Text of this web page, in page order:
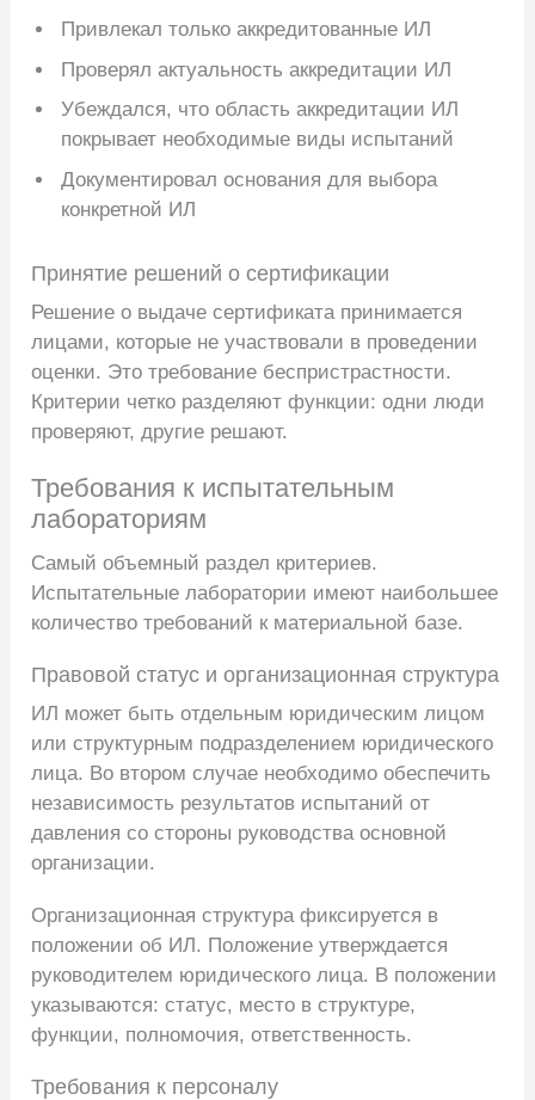
Привлекал только аккредитованные ИЛ
Проверял актуальность аккредитации ИЛ
Убеждался, что область аккредитации ИЛ
покрывает необходимые виды испытаний
Документировал основания для выбора
конкретной ИЛ
Принятие решений о сертификации
Решение о выдаче сертификата принимается
лицами, которые не участвовали в проведении
оценки. Это требование беспристрастности.
Критерии четко разделяют функции: одни люди
проверяют, другие решают.
Требования к испытательным
лабораториям
Самый объемный раздел критериев.
Испытательные лаборатории имеют наибольшее
количество требований к материальной базе.
Правовой статус и организационная структура
ИЛ может быть отдельным юридическим лицом
или структурным подразделением юридического
лица. Во втором случае необходимо обеспечить
независимость результатов испытаний от
давления со стороны руководства основной
организации.
Организационная структура фиксируется в
положении об ИЛ. Положение утверждается
руководителем юридического лица. В положении
указываются: статус, место в структуре,
функции, полномочия, ответственность.
Требования к персоналу